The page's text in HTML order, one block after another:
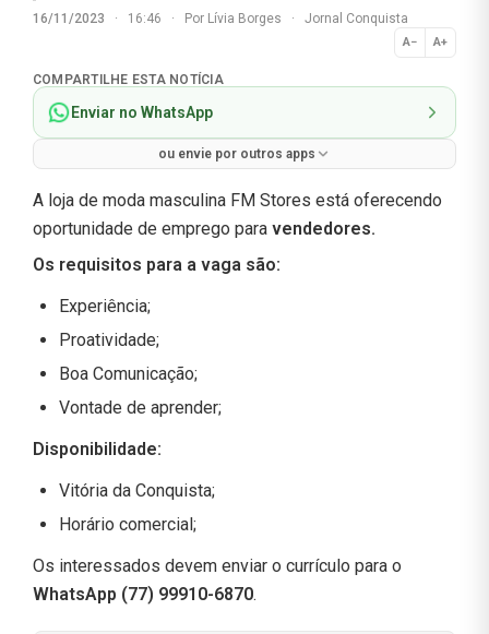
16/11/2023 · 16:46 · Por Lívia Borges · Jornal Conquista
A− A+
Normal
COMPARTILHE ESTA NOTÍCIA
Enviar no WhatsApp
ou envie por outros apps
A loja de moda masculina FM Stores está oferecendo
oportunidade de emprego para vendedores.
Os requisitos para a vaga são:
Experiência;
Proatividade;
Boa Comunicação;
Vontade de aprender;
Disponibilidade:
Vitória da Conquista;
Horário comercial;
Os interessados devem enviar o currículo para o
WhatsApp (77) 99910-6870.